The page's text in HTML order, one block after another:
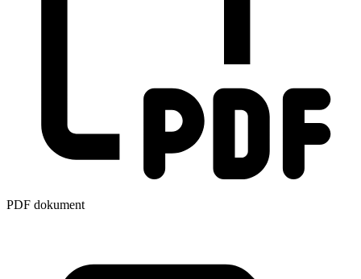
PDF dokument